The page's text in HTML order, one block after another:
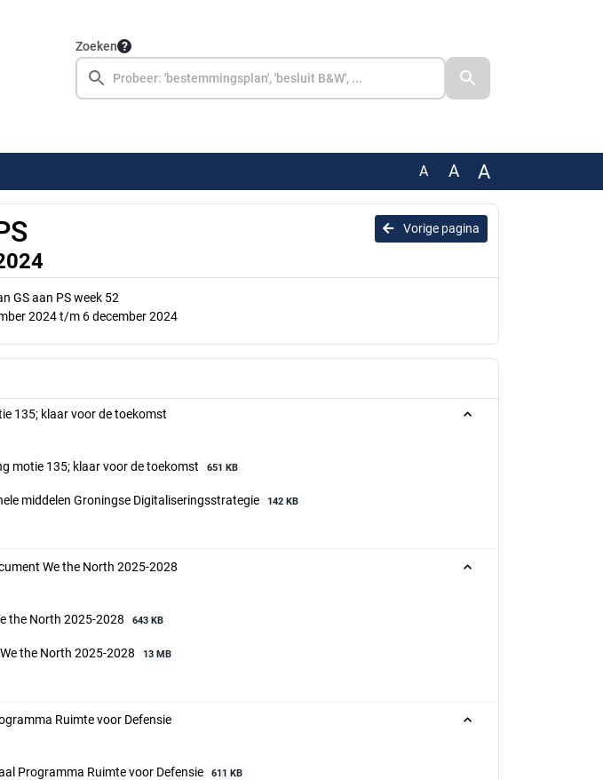
Zoeken
A A A
Vorige pagina
GS aan PS week 52
2024 t/m 6 december 2024
135; klaar voor de toekomst
motie 135; klaar voor de toekomst
651 KB
middelen Groningse Digitaliseringsstrategie 142 KB
We the North 2025-2028
the North 2025-2028
643 KB
the North 2025-2028 13 MB
Ruimte voor Defensie
Programma Ruimte voor Defensie
611 KB